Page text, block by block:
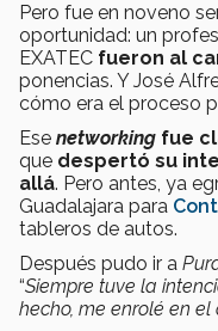
Pero fue en noveno
oportunidad: un
EXATEC fueron al
ponencias. Y José
cómo era el proceso
Ese networking fue
que despertó su
allá. Pero antes, ya
Guadalajara para
tableros de autos.
Después pudo ir a
“Siempre tuve la
hecho, me enrolé en el